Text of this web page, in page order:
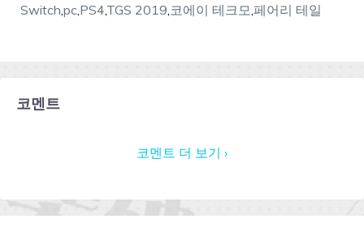
Switch pc PS4 TGS 2019 코에이 테크모 페어리 테일
코멘트
코멘트 더 보기 ›